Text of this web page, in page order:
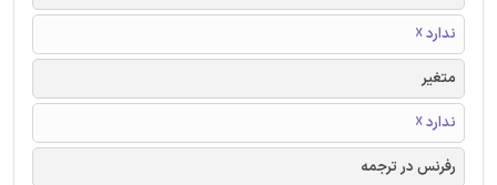
ندارد ☓
متغیر
ندارد ☓
رفرنس در ترجمه